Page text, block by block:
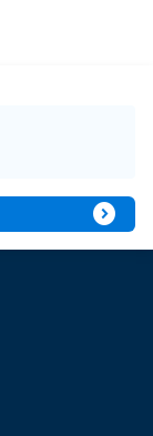
expand_circle_right